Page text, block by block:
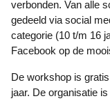
verbonden. Van alle
gedeeld via social
categorie (10 t/m 16
Facebook op de
De workshop is gratis toegankelijk voor iedereen ouder dan 10
jaar. De organisatie